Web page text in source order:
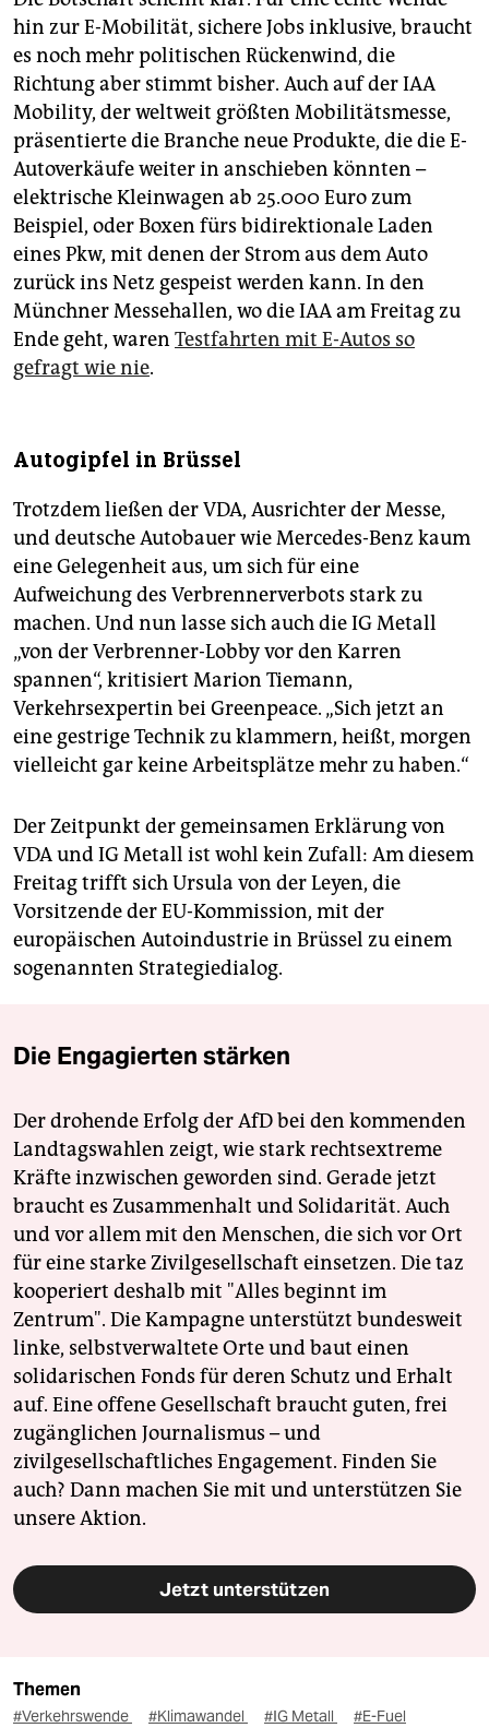
hin zur E-Mobilität, sichere Jobs inklusive, braucht
es noch mehr politischen Rückenwind, die
Richtung aber stimmt bisher. Auch auf der IAA
Mobility, der weltweit größten Mobilitätsmesse,
präsentierte die Branche neue Produkte, die die E-
Autoverkäufe weiter in anschieben könnten –
elektrische Kleinwagen ab 25.000 Euro zum
Beispiel, oder Boxen fürs bidirektionale Laden
eines Pkw, mit denen der Strom aus dem Auto
zurück ins Netz gespeist werden kann. In den
Münchner Messehallen, wo die IAA am Freitag zu
Ende geht, waren Testfahrten mit E-Autos so
gefragt wie nie.
Autogipfel in Brüssel
Trotzdem ließen der VDA, Ausrichter der Messe,
und deutsche Autobauer wie Mercedes-Benz kaum
eine Gelegenheit aus, um sich für eine
Aufweichung des Verbrennerverbots stark zu
machen. Und nun lasse sich auch die IG Metall
„von der Verbrenner-Lobby vor den Karren
spannen“, kritisiert Marion Tiemann,
Verkehrsexpertin bei Greenpeace. „Sich jetzt an
eine gestrige Technik zu klammern, heißt, morgen
vielleicht gar keine Arbeitsplätze mehr zu haben.“
Der Zeitpunkt der gemeinsamen Erklärung von
VDA und IG Metall ist wohl kein Zufall: Am diesem
Freitag trifft sich Ursula von der Leyen, die
Vorsitzende der EU-Kommission, mit der
europäischen Autoindustrie in Brüssel zu einem
sogenannten Strategiedialog.
Die Engagierten stärken
Der drohende Erfolg der AfD bei den kommenden
Landtagswahlen zeigt, wie stark rechtsextreme
Kräfte inzwischen geworden sind. Gerade jetzt
braucht es Zusammenhalt und Solidarität. Auch
und vor allem mit den Menschen, die sich vor Ort
für eine starke Zivilgesellschaft einsetzen. Die taz
kooperiert deshalb mit "Alles beginnt im
Zentrum". Die Kampagne unterstützt bundesweit
linke, selbstverwaltete Orte und baut einen
solidarischen Fonds für deren Schutz und Erhalt
auf. Eine offene Gesellschaft braucht guten, frei
zugänglichen Journalismus – und
zivilgesellschaftliches Engagement. Finden Sie
auch? Dann machen Sie mit und unterstützen Sie
unsere Aktion.
Jetzt unterstützen
Themen
#Verkehrswende #Klimawandel #IG Metall
#E-Fuel